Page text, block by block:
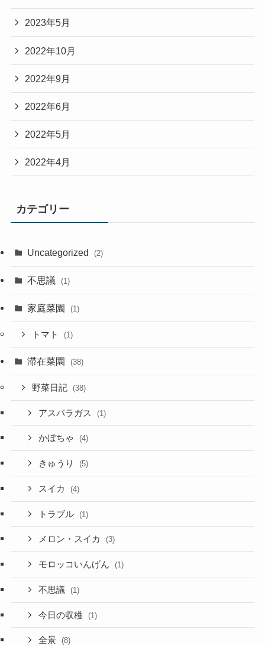
2023年5月
2022年10月
2022年9月
2022年6月
2022年5月
2022年4月
カテゴリー
Uncategorized (2)
不思議 (1)
家庭菜園 (1)
トマト (1)
滞在菜園 (38)
野菜日記 (38)
アスパラガス (1)
かぼちゃ (4)
きゅうり (5)
スイカ (4)
トラブル (1)
メロン・スイカ (3)
モロッコいんげん (1)
不思議 (1)
今日の収穫 (1)
全景 (8)